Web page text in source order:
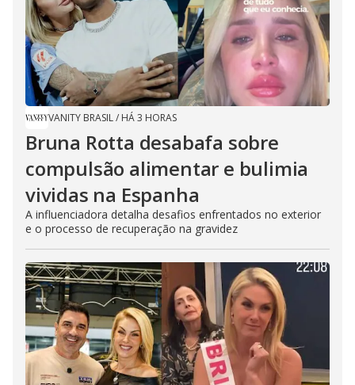
VANITY BRASIL/ HÁ 3 HORAS
Bruna Rotta desabafa sobre
compulsão alimentar e bulimia
vividas na Espanha
A influenciadora detalha desafios enfrentados no exterior
e o processo de recuperação na gravidez